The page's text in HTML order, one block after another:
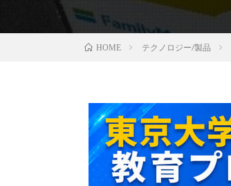
HOME テクノロジー/製品